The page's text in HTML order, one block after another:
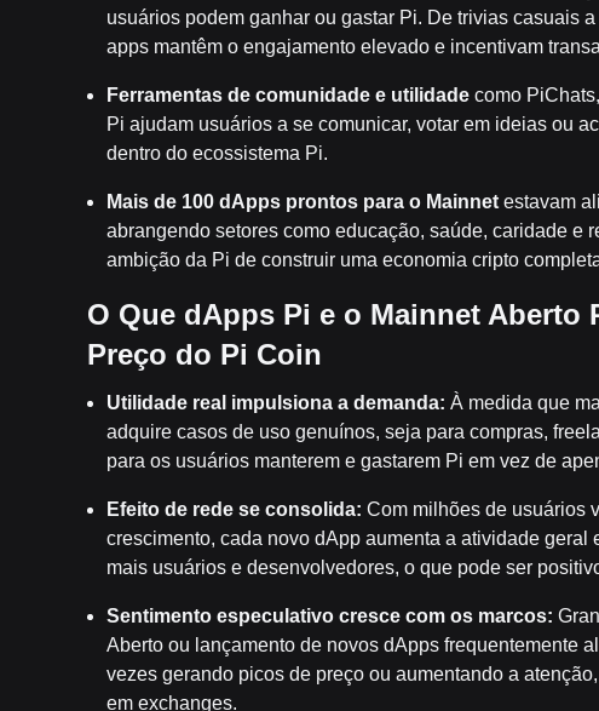
usuários podem ganhar ou gastar Pi. De trivias casuais
apps mantêm o engajamento elevado e incentivam
Ferramentas de comunidade e utilidade como
Pi ajudam usuários a se comunicar, votar em ideias ou
dentro do ecossistema Pi.
Mais de 100 dApps prontos para o Mainnet estavam
abrangendo setores como educação, saúde, caridade e
ambição da Pi de construir uma economia cripto
O Que dApps Pi e o Mainnet Aberto
Preço do Pi Coin
Utilidade real impulsiona a demanda: À medida que
adquire casos de uso genuínos, seja para compras,
para os usuários manterem e gastarem Pi em vez de
Efeito de rede se consolida: Com milhões de usuários
crescimento, cada novo dApp aumenta a atividade
mais usuários e desenvolvedores, o que pode ser
Sentimento especulativo cresce com os marcos:
Aberto ou lançamento de novos dApps frequentemente
vezes gerando picos de preço ou aumentando a
em exchanges.